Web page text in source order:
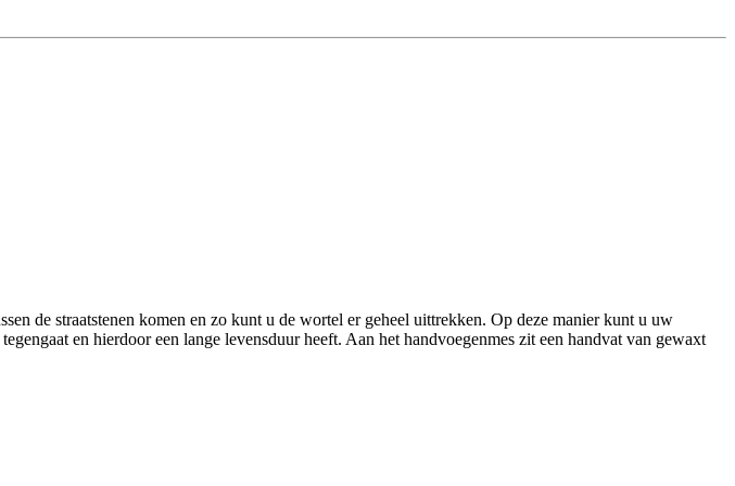
de straatstenen komen en zo kunt u de wortel er geheel uittrekken. Op deze manier kunt u uw
en hierdoor een lange levensduur heeft. Aan het handvoegenmes zit een handvat van gewaxt